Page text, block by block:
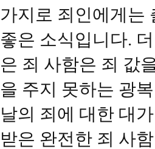
가지로 죄인에게는
좋은 소식입니다.
은 죄 사함은 죄 값
을 주지 못하는 광
날의 죄에 대한 대
받은 완전한 죄 사